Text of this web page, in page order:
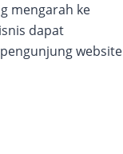
mengarah ke
dapat
website